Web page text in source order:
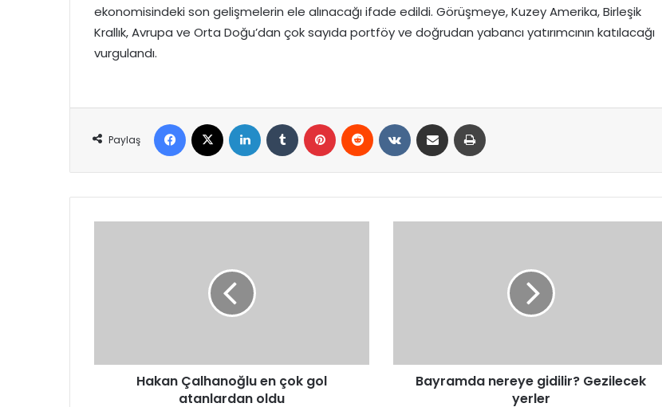
ekonomisindeki son gelişmelerin ele alınacağı ifade edildi. Görüşmeye, Kuzey Amerika, Birleşik
Krallık, Avrupa ve Orta Doğu’dan çok sayıda portföy ve doğrudan yabancı yatırımcının katılacağı
vurgulandı.
Paylaş
Facebook LinkedIn Tumblr Pinterest Reddit VKontakteE-Posta ile paylaş
Hakan Çalhanoğlu en çok gol
atanlardan oldu
Bayramda nereye gidilir? Gezilecek
yerler